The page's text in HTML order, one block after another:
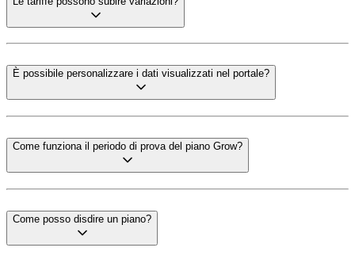
È possibile personalizzare i dati visualizzati nel portale?
Come funziona il periodo di prova del piano Grow?
Come posso disdire un piano?